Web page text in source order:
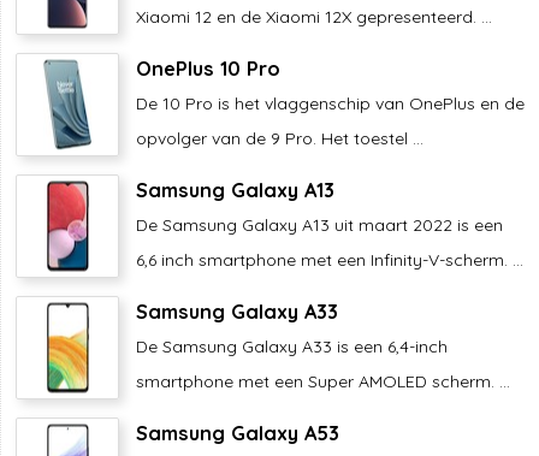
Xiaomi 12 en de Xiaomi 12X gepresenteerd. ...
OnePlus 10 Pro
De 10 Pro is het vlaggenschip van OnePlus en de
opvolger van de 9 Pro. Het toestel ...
Samsung Galaxy A13
De Samsung Galaxy A13 uit maart 2022 is een
6,6 inch smartphone met een Infinity-V-scherm. ...
Samsung Galaxy A33
De Samsung Galaxy A33 is een 6,4-inch
smartphone met een Super AMOLED scherm. ...
Samsung Galaxy A53